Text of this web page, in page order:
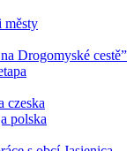
městy
Drogomyské cestě”
czeska
polska